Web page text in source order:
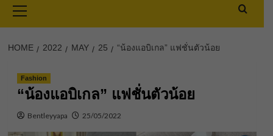
Menu
HOME 2022 MAY 25 “น้องแอบิเกล” แฟชั่นตัวน้อย
Fashion
“น้องแอบิเกล” แฟชั่นตัวน้อย
Bentleyyapa 25/05/2022